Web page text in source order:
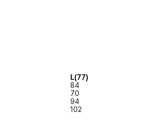
L(77)
84
70
94
102